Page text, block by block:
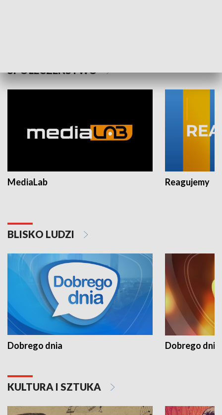
SPOŁECZEŃSTWO
MediaLab Reagujemy
BLISKO LUDZI
Dobrego dnia Dobrego dnia
KULTURA I SZTUKA